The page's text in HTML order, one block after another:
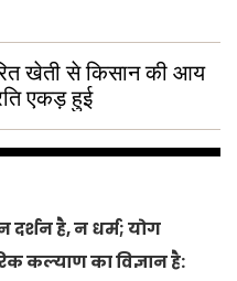
खेती से किसान की आय
एकड़ हुई
दर्शन है, न धर्म; योग
कल्याण का विज्ञान है: